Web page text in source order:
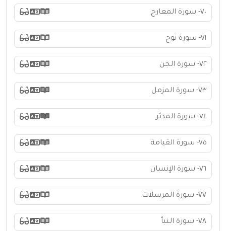
٧٠- سورة المعارج
٧١- سورة نوح
٧٢- سورة الجن
٧٣- سورة المزمل
٧٤- سورة المدثر
٧٥- سورة القيامة
٧٦- سورة الإنسان
٧٧- سورة المرسلات
٧٨- سورة النبأ